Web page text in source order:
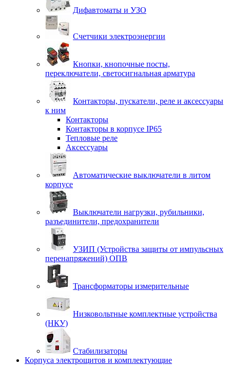
Дифавтоматы и УЗО
Счетчики электроэнергии
Кнопки, кнопочные посты,
переключатели, светосигнальная арматура
Контакторы, пускатели, реле и аксессуары
к ним
Контакторы
Контакторы в корпусе IP65
Тепловые реле
Аксессуары
Автоматические выключатели в литом
корпусе
Выключатели нагрузки, рубильники,
разъединители, предохранители
УЗИП (Устройства защиты от импульсных
перенапряжений) ОПВ
Трансформаторы измерительные
Низковольтные комплектные устройства
(НКУ)
Стабилизаторы
Корпуса электрощитов и комплектующие